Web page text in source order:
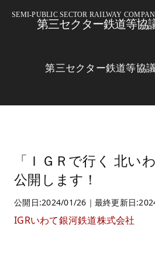
SEMI-PUBLIC SECTOR RAILWAY
第三セクター鉄道等協
第三セクター鉄道等協
「ＩＧＲで行く 北い
公開します！
公開日:2024/01/26｜最終更新日
IGRいわて銀河鉄道株式会社